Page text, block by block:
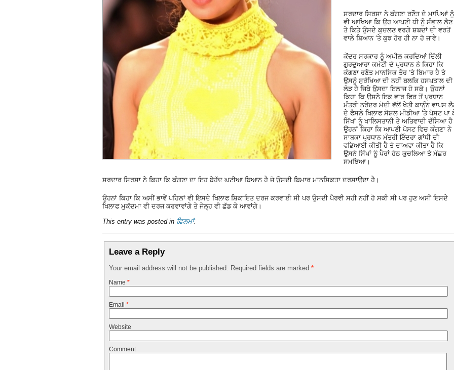
ਸਰਦਾਰ ਸਿਰਸਾ ਨੇ ਕੰਗਣਾ ਰਣੌਤ ਦੇ ਮਾਪਿਆਂ ਨੂੰ
ਵੀ ਆਖਿਆ ਕਿ ਉਹ ਆਪਣੀ ਧੀ ਨੂੰ ਸੰਭਾਲ ਲੈਣ
ਤੇ ਕਿਤੇ ਉਸਦੇ ਕੁਚਲਣ ਵਰਗੇ ਸ਼ਬਦਾਂ ਦੀ ਵਰਤੋਂ
ਵਾਲੇ ਬਿਆਨ ‘ਤੇ ਕੁਝ ਹੋਰ ਹੀ ਨਾ ਹੋ ਜਾਵੇ।
ਕੇਂਦਰ ਸਰਕਾਰ ਨੂੰ ਅਪੀਲ ਕਰਦਿਆਂ ਦਿੱਲੀ
ਗੁਰਦੁਆਰਾ ਕਮੇਟੀ ਦੇ ਪ੍ਰਧਾਨ ਨੇ ਕਿਹਾ ਕਿ
ਕੰਗਣਾ ਰਣੌਤ ਮਾਨਸਿਕ ਤੌਰ ‘ਤੇ ਬਿਮਾਰ ਹੈ ਤੇ
ਉਸਨੂੰ ਸੁਰੱਖਿਆ ਦੀ ਨਹੀਂ ਬਲਕਿ ਹਸਪਤਾਲ ਦੀ
ਲੋੜ ਹੈ ਜਿਥੇ ਉਸਦਾ ਇਲਾਜ ਹੋ ਸਕੇ। ਉਹਨਾਂ
ਕਿਹਾ ਕਿ ਉਸਨੇ ਇਕ ਵਾਰ ਫਿਰ ਤੋਂ ਪ੍ਰਧਾਨ
ਮੰਤਰੀ ਨਰੇਂਦਰ ਮੋਦੀ ਵੱਲੋਂ ਖੇਤੀ ਕਾਨੁੰਨ ਵਾਪਸ
ਦੇ ਫੈਸਲੇ ਖਿਲਾਫ ਸੋਸ਼ਲ ਮੀਡੀਆ ‘ਤੇ ਪੋਸਟ ਪਾ
ਸਿੱਖਾਂ ਨੂੰ ਖਾਲਿਸਤਾਨੀ ਤੇ ਅਤਿਵਾਦੀ ਦੱਸਿਆ
ਉਹਨਾਂ ਕਿਹਾ ਕਿ ਆਪਣੀ ਪੋਸਟ ਵਿਚ ਕੰਗਣਾ ਨੇ
ਸਾਬਕਾ ਪ੍ਰਧਾਨ ਮੰਤਰੀ ਇੰਦਰਾ ਗਾਂਧੀ ਦੀ
ਵਡਿਆਈ ਕੀਤੀ ਹੈ ਤੇ ਦਾਅਵਾ ਕੀਤਾ ਹੈ ਕਿ
ਉਸਨੇ ਸਿੱਖਾਂ ਨੂੰ ਪੈਰਾਂ ਹੇਠ ਕੁਚਲਿਆ ਤੇ ਮੱਛਰ
ਸਮਝਿਆ।
ਸਰਦਾਰ ਸਿਰਸਾ ਨੇ ਕਿਹਾ ਕਿ ਕੰਗਣਾ ਦਾ ਇਹ ਬੇਹੱਦ ਘਟੀਆ ਬਿਆਨ ਹੈ ਜੋ ਉਸਦੀ ਬਿਮਾਰ ਮਾਨਸਿਕਤਾ ਦਰਸਾਉਂਦਾ ਹੈ।
ਉਹਨਾਂ ਕਿਹਾ ਕਿ ਅਸੀਂ ਭਾਵੇਂ ਪਹਿਲਾਂ ਵੀ ਇਸਦੇ ਖਿਲਾਫ ਸ਼ਿਕਾਇਤ ਦਰਜ ਕਰਵਾਈ ਸੀ ਪਰ ਉਸਦੀ ਪੈਰਵੀ ਸਹੀ ਨਹੀਂ ਹੋ ਸਕੀ ਸੀ ਪਰ ਹੁਣ ਅਸੀਂ ਇਸਦੇ
ਖਿਲਾਫ ਮੁਕੱਦਮਾ ਵੀ ਦਰਜ ਕਰਵਾਵਾਂਗੇ ਤੇ ਜੇਲ੍ਹ ਵੀ ਛੱਡ ਕੇ ਆਵਾਂਗੇ।
This entry was posted in ਫ਼ਿਲਮਾਂ.
Leave a Reply
Your email address will not be published. Required fields are marked *
Name *
Email *
Website
Comment